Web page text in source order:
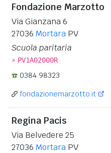
Fondazione Marzotto
Via Gianzana 6
27036 Mortara PV
Scuola paritaria
» PV1A02000R
0384 98323
fondazionemarzotto.it
Regina Pacis
Via Belvedere 25
27036 Mortara PV